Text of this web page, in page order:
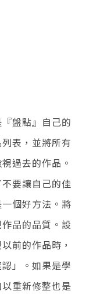
盤點』自己的
表，並將所有
過去的作品。
要讓自己的佳
個好方法。將
品的品質。設
前的作品時，
」。如果是學
重新修整也是